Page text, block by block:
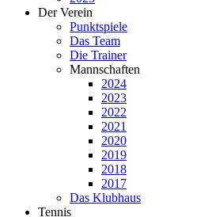
Der Verein
Punktspiele
Das Team
Die Trainer
Mannschaften
2024
2023
2022
2021
2020
2019
2018
2017
Das Klubhaus
Tennis